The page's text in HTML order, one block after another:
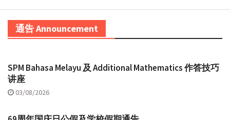
通告 Announcement
SPM Bahasa Melayu 及 Additional Mathematics 作答技巧
讲座
03/08/2026